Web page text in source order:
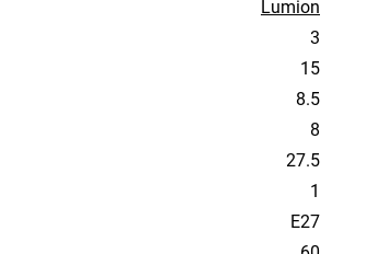
Lumion
3
15
8.5
8
27.5
1
E27